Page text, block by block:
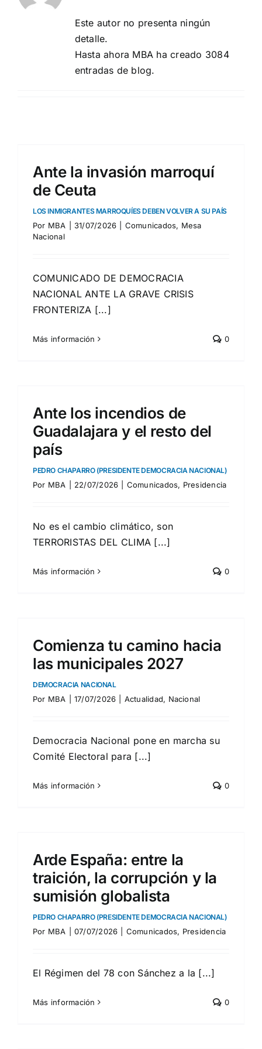
Este autor no presenta ningún
detalle.
Hasta ahora MBA ha creado 3084
entradas de blog.
Ante la invasión marroquí
de Ceuta
LOS INMIGRANTES MARROQUÍES DEBEN VOLVER A SU PAÍS
Por MBA 31/07/2026 Comunicados, Mesa
Nacional
COMUNICADO DE DEMOCRACIA
NACIONAL ANTE LA GRAVE CRISIS
FRONTERIZA [...]
Más información 0
Ante los incendios de
Guadalajara y el resto del
país
PEDRO CHAPARRO (PRESIDENTE DEMOCRACIA NACIONAL)
Por MBA 22/07/2026 Comunicados, Presidencia
No es el cambio climático, son
TERRORISTAS DEL CLIMA [...]
Más información 0
Comienza tu camino hacia
las municipales 2027
DEMOCRACIA NACIONAL
Por MBA 17/07/2026 Actualidad, Nacional
Democracia Nacional pone en marcha su
Comité Electoral para [...]
Más información 0
Arde España: entre la
traición, la corrupción y la
sumisión globalista
PEDRO CHAPARRO (PRESIDENTE DEMOCRACIA NACIONAL)
Por MBA 07/07/2026 Comunicados, Presidencia
El Régimen del 78 con Sánchez a la [...]
Más información 0